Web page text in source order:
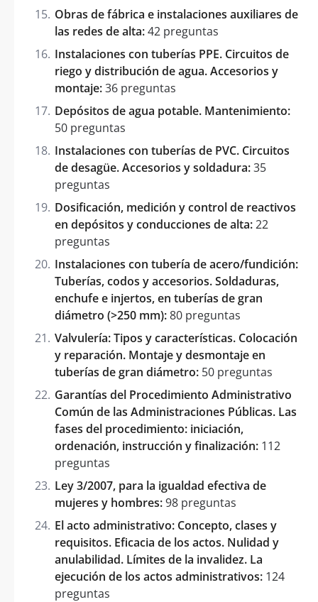
Obras de fábrica e instalaciones auxiliares de
las redes de alta:42 preguntas
Instalaciones con tuberías PPE. Circuitos de
riego y distribución de agua. Accesorios y
montaje:36 preguntas
Depósitos de agua potable. Mantenimiento:
50 preguntas
Instalaciones con tuberías de PVC. Circuitos
de desagüe. Accesorios y soldadura:35
preguntas
Dosificación, medición y control de reactivos
en depósitos y conducciones de alta:22
preguntas
Instalaciones con tubería de acero/fundición:
Tuberías, codos y accesorios. Soldaduras,
enchufe e injertos, en tuberías de gran
diámetro (>250 mm):80 preguntas
Valvulería: Tipos y características. Colocación
y reparación. Montaje y desmontaje en
tuberías de gran diámetro: 50 preguntas
Garantías del Procedimiento Administrativo
Común de las Administraciones Públicas. Las
fases del procedimiento: iniciación,
ordenación, instrucción y finalización: 112
preguntas
Ley 3/2007, para la igualdad efectiva de
mujeres y hombres:98 preguntas
El acto administrativo: Concepto, clases y
requisitos. Eficacia de los actos. Nulidad y
anulabilidad. Límites de la invalidez. La
ejecución de los actos administrativos: 124
preguntas